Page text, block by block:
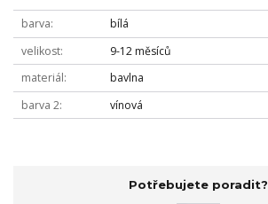
barva
bílá
velikost
9-12 měsíců
materiál
bavlna
barva 2
vínová
Potřebujete poradit?